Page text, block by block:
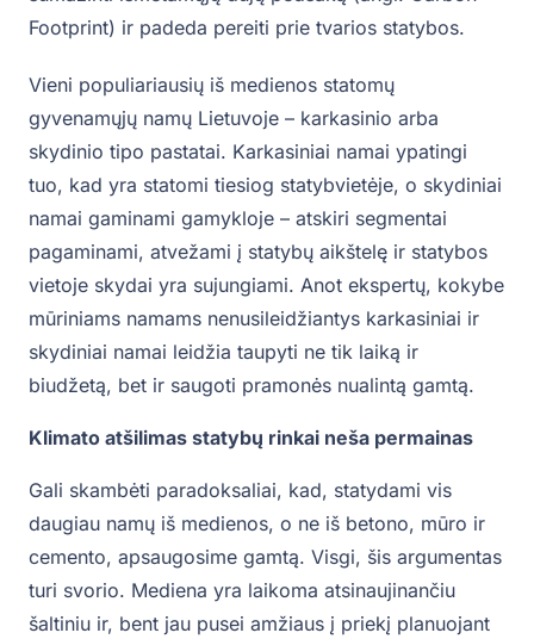
Footprint) ir padeda pereiti prie tvarios statybos.
Vieni populiariausių iš medienos statomų
gyvenamųjų namų Lietuvoje – karkasinio arba
skydinio tipo pastatai. Karkasiniai namai ypatingi
tuo, kad yra statomi tiesiog statybvietėje, o skydiniai
namai gaminami gamykloje – atskiri segmentai
pagaminami, atvežami į statybų aikštelę ir statybos
vietoje skydai yra sujungiami. Anot ekspertų, kokybe
mūriniams namams nenusileidžiantys karkasiniai ir
skydiniai namai leidžia taupyti ne tik laiką ir
biudžetą, bet ir saugoti pramonės nualintą gamtą.
Klimato atšilimas statybų rinkai neša permainas
Gali skambėti paradoksaliai, kad, statydami vis
daugiau namų iš medienos, o ne iš betono, mūro ir
cemento, apsaugosime gamtą. Visgi, šis argumentas
turi svorio. Mediena yra laikoma atsinaujinančiu
šaltiniu ir, bent jau pusei amžiaus į priekį planuojant